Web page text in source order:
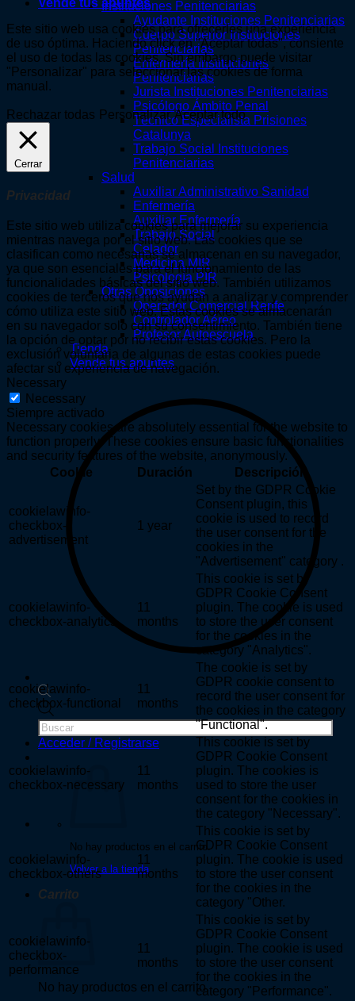
Instituciones Penitenciarias
Ayudante Instituciones Penitenciarias
Cuerpo Superior Instituciones
Penitenciarias
Enfermería Instituciones
Penitenciarias
Jurista Instituciones Penitenciarias
Psicólogo Ámbito Penal
Técnico Especialista Prisiones
Catalunya
Trabajo Social Instituciones
Penitenciarias
Salud
Auxiliar Administrativo Sanidad
Enfermería
Auxiliar Enfermería
Trabajo Social
Celador
Medicina MIR
Psicología PIR
Otras Oposiciones
Operador Comercial Renfe
Controlador Aéreo
Profesor Autoescuela
Tienda
Vende tus apuntes
Búsqueda
de
productos
Acceder / Registrarse
No hay productos en el carrito.
Volver a la tienda
Carrito
No hay productos en el carrito.
Este sitio web usa cookies para ofrecerles una experiencia
de uso óptima. Haciendo click en "Aceptar todas", consiente
el uso de todas las cookies. Sin embargo puede visitar
"Personalizar" para seleccionar las cookies de forma
manual.
Rechazar todas Personalizar Aceptar todo
Cerrar
Privacidad
Este sitio web utiliza cookies para mejorar su experiencia
mientras navega por el sitio web. Las cookies que se
clasifican como necesarias se almacenan en su navegador,
ya que son esenciales para el funcionamiento de las
funcionalidades básicas del sitio web. También utilizamos
cookies de terceros que nos ayudan a analizar y comprender
cómo utiliza este sitio web. Estas cookies se almacenarán
en su navegador solo con su consentimiento. También tiene
la opción de optar por no recibir estas cookies. Pero la
exclusión voluntaria de algunas de estas cookies puede
afectar su experiencia de navegación.
Necessary
Necessary
Siempre activado
Necessary cookies are absolutely essential for the website to
function properly. These cookies ensure basic functionalities
and security features of the website, anonymously.
Cookie
Duración Descripción
cookielawinfo-
checkbox-
advertisement
1 year
Set by the GDPR Cookie
Consent plugin, this
cookie is used to record
the user consent for the
cookies in the
"Advertisement" category .
cookielawinfo-
checkbox-analytics
11
months
This cookie is set by
GDPR Cookie Consent
plugin. The cookie is used
to store the user consent
for the cookies in the
category "Analytics".
cookielawinfo-
checkbox-functional
11
months
The cookie is set by
GDPR cookie consent to
record the user consent for
the cookies in the category
"Functional".
cookielawinfo-
checkbox-necessary
11
months
This cookie is set by
GDPR Cookie Consent
plugin. The cookies is
used to store the user
consent for the cookies in
the category "Necessary".
cookielawinfo-
checkbox-others
11
months
This cookie is set by
GDPR Cookie Consent
plugin. The cookie is used
to store the user consent
for the cookies in the
category "Other.
cookielawinfo-
checkbox-
performance
11
months
This cookie is set by
GDPR Cookie Consent
plugin. The cookie is used
to store the user consent
for the cookies in the
category "Performance".